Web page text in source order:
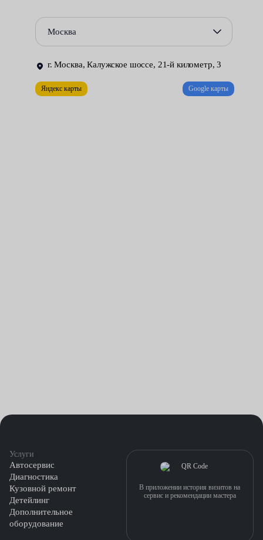
газонаполненные.
За этими модулями важно своевременно следить, ведь они
посещения СТО.
Москва
г. Москва, Калужское шоссе, 21-й километр, 3
Яндекс карты Google карты
Услуги
Автосервис
Диагностика
Кузовной ремонт
Детейлинг
Дополнительное
оборудование
В приложении история визитов на
сервис и рекомендации мастера